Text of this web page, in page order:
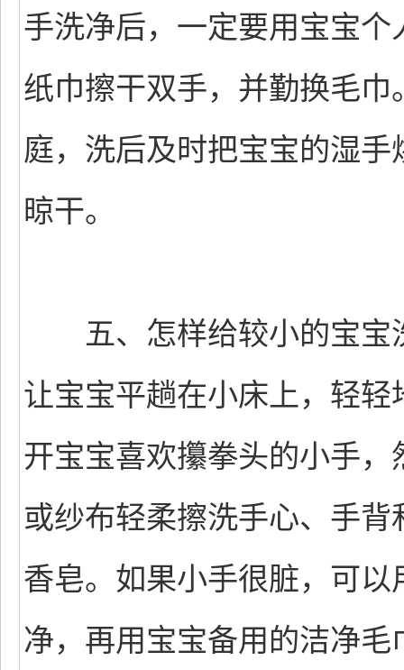
手洗净后，一定要用宝宝
纸巾擦干双手，并勤换毛巾
庭，洗后及时把宝宝的湿
晾干。
五、怎样给较小的宝宝
让宝宝平趟在小床上，轻
开宝宝喜欢攥拳头的小手
或纱布轻柔擦洗手心、手
香皂。如果小手很脏，可
净，再用宝宝备用的洁净毛